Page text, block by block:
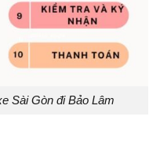
Sài Gòn đi Bảo Lâm